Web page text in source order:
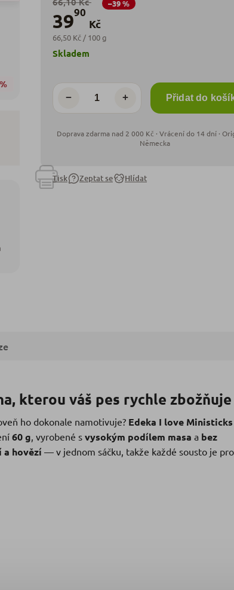
–39 %
3990
Kč
66,50 Kč / 100 g
+
− Přidat do
Skladem
Tisk Zeptat se Hlídat
kterou váš pes rychle zbožňuje
ho dokonale namotivuje? Edeka I love Ministicks
60 g , vyrobené s vysokým podílem masa a bez
a hovězí — v jednom sáčku, takže každé sousto je pro